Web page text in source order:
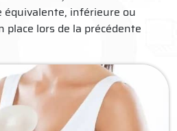
équivalente, inférieure ou
place lors de la précédente